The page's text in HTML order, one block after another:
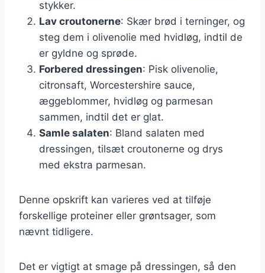
stykker.
Lav croutonerne: Skær brød i terninger, og
steg dem i olivenolie med hvidløg, indtil de
er gyldne og sprøde.
Forbered dressingen: Pisk olivenolie,
citronsaft, Worcestershire sauce,
æggeblommer, hvidløg og parmesan
sammen, indtil det er glat.
Samle salaten: Bland salaten med
dressingen, tilsæt croutonerne og drys
med ekstra parmesan.
Denne opskrift kan varieres ved at tilføje
forskellige proteiner eller grøntsager, som
nævnt tidligere.
Det er vigtigt at smage på dressingen, så den